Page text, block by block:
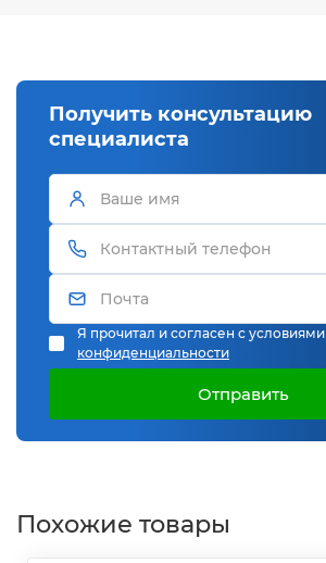
Получить консультацию
специалиста
Я прочитал и согласен с условиями
конфиденциальности
Отправить
Похожие товары